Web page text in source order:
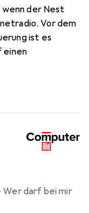
wenn der Nest
Vor dem
ist es
einen
Wer darf bei mir